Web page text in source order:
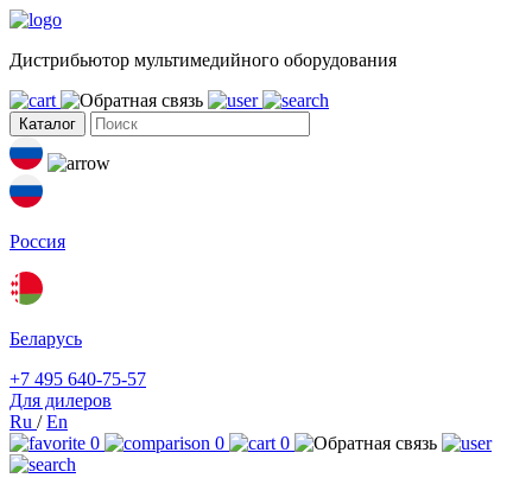
Дистрибьютор мультимедийного оборудования
Каталог
Россия
Беларусь
+7 495 640-75-57
Для дилеров
Ru /En
0
0 0